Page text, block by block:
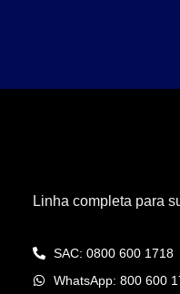
Linha completa para
SAC: 0800 600 1718
WhatsApp: 800 600